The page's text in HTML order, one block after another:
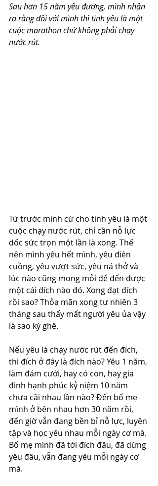
Sau hơn 15 năm yêu đương, mình nhận
ra rằng đối với mình thì tình yêu là một
cuộc marathon chứ không phải chạy
nước rút.
Từ trước mình cứ cho tình yêu là một
cuộc chạy nước rút, chỉ cần nỗ lực
dốc sức trọn một lần là xong. Thế
nên mình yêu hết mình, yêu điên
cuồng, yêu vượt sức, yêu ná thở và
lúc nào cũng mong mỏi để đến được
một cái đích nào đó. Xong đạt đích
rồi sao? Thỏa mãn xong tự nhiên 3
tháng sau thấy mất người yêu ủa vậy
là sao kỳ ghê.
Nếu yêu là chạy nước rút đến đích,
thì đích ở đây là đích nào? Yêu 1 năm,
làm đám cưới, hay có con, hay gia
đình hạnh phúc kỷ niệm 10 năm
chưa cãi nhau lần nào? Đến bố mẹ
mình ở bên nhau hơn 30 năm rồi,
đến giờ vẫn đang bền bỉ nỗ lực, luyện
tập và học yêu nhau mỗi ngày cơ mà.
Bố mẹ mình đã tới đích đâu, đã dừng
yêu đâu, vẫn đang yêu mỗi ngày cơ
mà.